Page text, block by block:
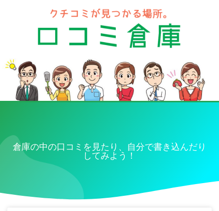
倉庫の中の口コミを見たり、自分で書き込んだり
してみよう！